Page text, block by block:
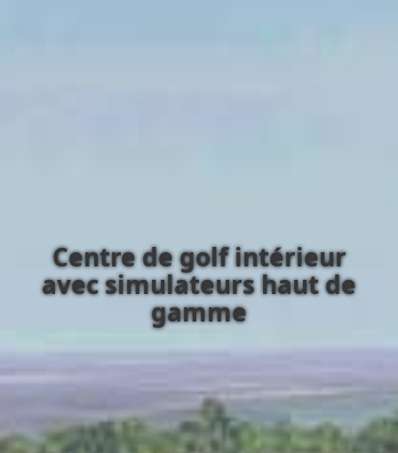
Centre de golf intérieur
avec simulateurs haut de
gamme